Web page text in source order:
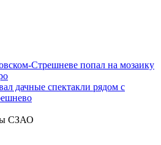
Стрешневе попал на мозаику
дачные спектакли рядом с
СЗАО